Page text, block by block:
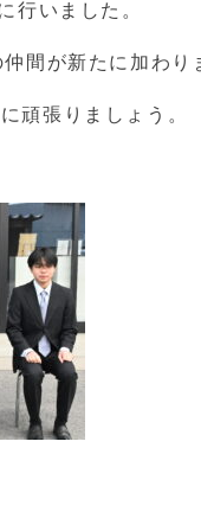
行いました。
間が新たに加わり
頑張りましょう。